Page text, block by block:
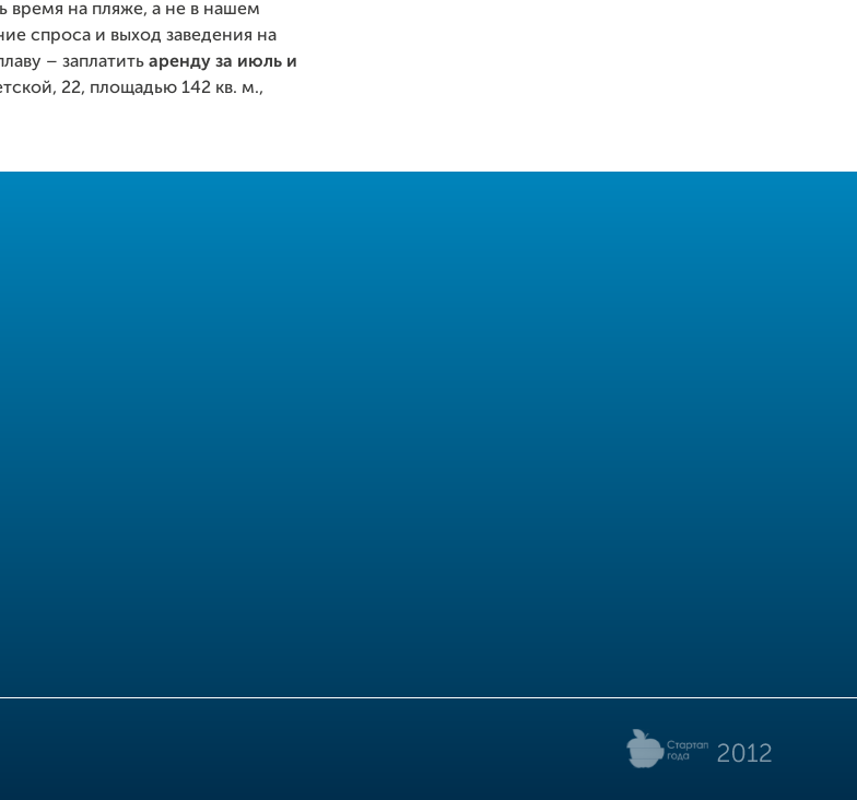
время на пляже, а не в нашем
спроса и выход заведения на
– заплатить аренду за июль и
22, площадью 142 кв. м.,